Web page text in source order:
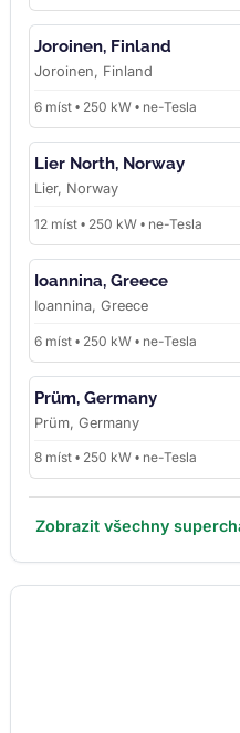
Joroinen, Finland
Joroinen, Finland
6 míst • 250 kW • ne-Tesla
Lier North, Norway
Lier, Norway
12 míst • 250 kW • ne-Tesla
Ioannina, Greece
Ioannina, Greece
6 míst • 250 kW • ne-Tesla
Prüm, Germany
Prüm, Germany
8 míst • 250 kW • ne-Tesla
Zobrazit všechny